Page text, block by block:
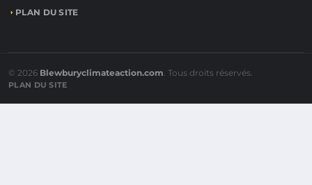
PLAN DU SITE
© 2026 Blewburyclimateaction.com. Tous droits réservés.
PLAN DU SITE